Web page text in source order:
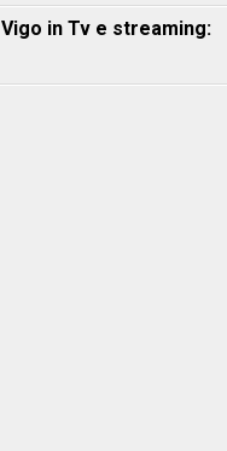
in Tv e streaming: